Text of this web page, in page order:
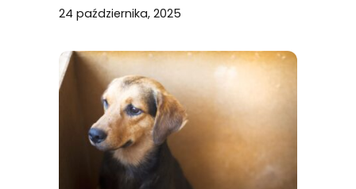
24 października, 2025